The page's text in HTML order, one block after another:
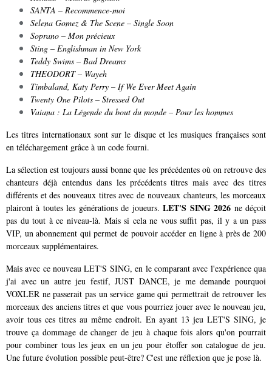
SANTA – Recommence-moi
Selena Gomez & The Scene – Single Soon
Soprano – Mon précieux
Sting – Englishman in New York
Teddy Swims – Bad Dreams
THEODORT – Wayeh
Timbaland, Katy Perry – If We Ever Meet Again
Twenty One Pilots – Stressed Out
Vaiana : La Légende du bout du monde – Pour les hommes
Les titres internationaux sont sur le disque et les musiques françaises sont
en téléchargement grâce à un code fourni.
La sélection est toujours aussi bonne que les précédentes où on retrouve des
chanteurs déjà entendus dans les précédents titres mais avec des titres
différents et des nouveaux titres avec de nouveaux chanteurs, les morceaux
plairont à toutes les générations de joueurs.LET'S SING 2026 ne déçoit
pas du tout à ce niveau-là. Mais si cela ne vous suffit pas, il y a un pass
VIP, un abonnement qui permet de pouvoir accéder en ligne à près de 200
morceaux supplémentaires.
Mais avec ce nouveau LET'S SING, en le comparant avec l'expérience qua
j'ai avec un autre jeu festif, JUST DANCE, je me demande pourquoi
VOXLER ne passerait pas un service game qui permettrait de retrouver les
morceaux des anciens titres et que vous pourriez jouer avec le nouveau jeu,
avoir tous ces titres au même endroit. En ayant 13 jeu LET'S SING, je
trouve ça dommage de changer de jeu à chaque fois alors qu'on pourrait
pour combiner tous les jeux en un jeu pour étoffer son catalogue de jeu.
Une future évolution possible peut-être? C'est une réflexion que je pose là.